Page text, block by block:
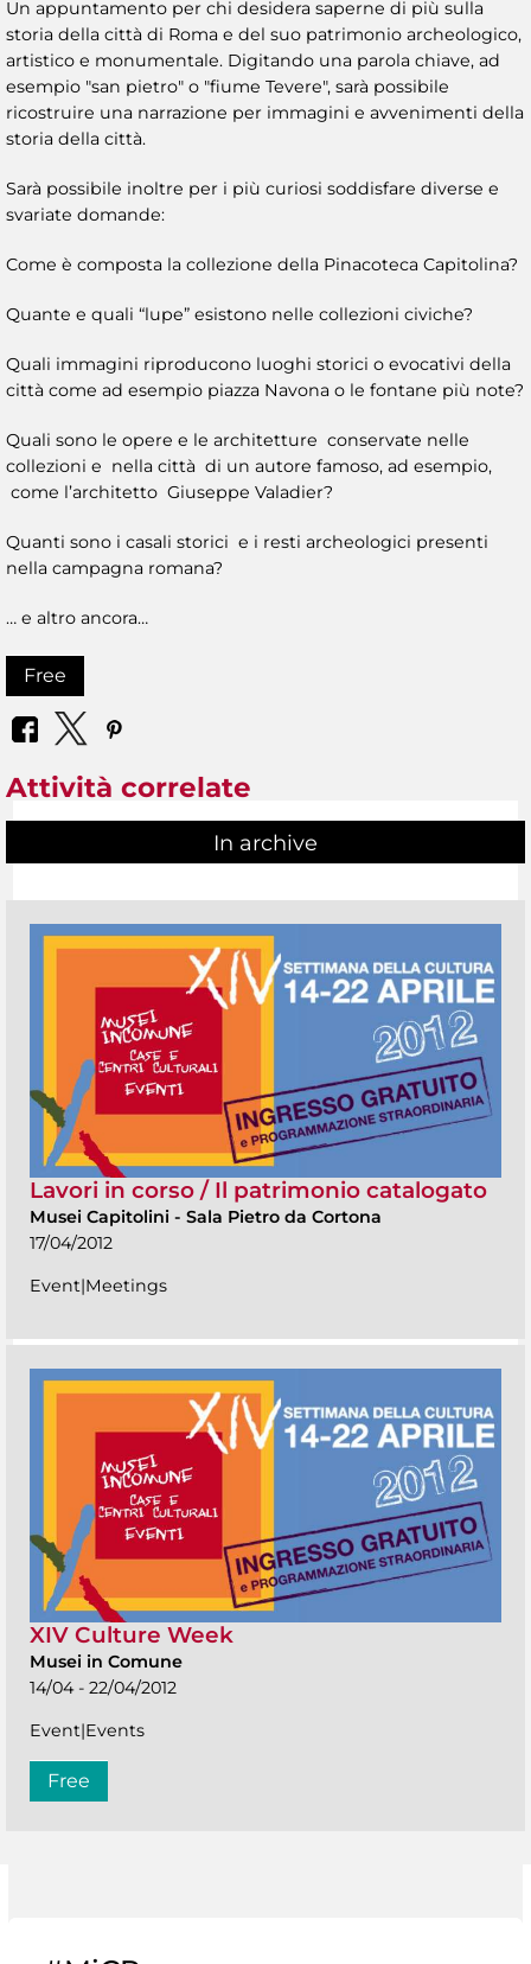
Un appuntamento per chi desidera saperne di più sulla
storia della città di Roma e del suo patrimonio archeologico,
artistico e monumentale. Digitando una parola chiave, ad
esempio "san pietro" o "fiume Tevere", sarà possibile
ricostruire una narrazione per immagini e avvenimenti della
storia della città.
Sarà possibile inoltre per i più curiosi soddisfare diverse e
svariate domande:
Come è composta la collezione della Pinacoteca Capitolina?
Quante e quali “lupe” esistono nelle collezioni civiche?
Quali immagini riproducono luoghi storici o evocativi della
città come ad esempio piazza Navona o le fontane più note?
Quali sono le opere e le architetture conservate nelle
collezioni e nella città di un autore famoso, ad esempio,
come l’architetto Giuseppe Valadier?
Quanti sono i casali storici e i resti archeologici presenti
nella campagna romana?
… e altro ancora…
Free
Attività correlate
In archive
Lavori in corso / Il patrimonio catalogato
Musei Capitolini - Sala Pietro da Cortona
17/04/2012
Event|Meetings
XIV Culture Week
Musei in Comune
14/04 - 22/04/2012
Event|Events
Free